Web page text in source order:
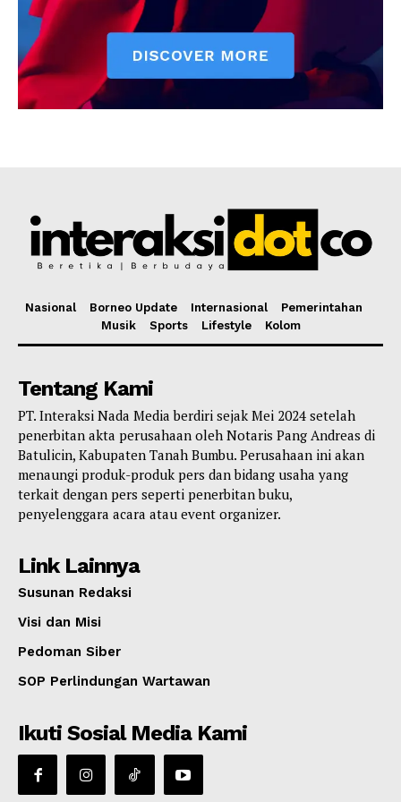
Nasional Borneo Update Internasional
Pemerintahan
Musik
Sports Lifestyle Kolom
Tentang Kami
PT. Interaksi Nada Media berdiri sejak Mei 2024 setelah
penerbitan akta perusahaan oleh Notaris Pang Andreas di
Batulicin, Kabupaten Tanah Bumbu. Perusahaan ini akan
menaungi produk-produk pers dan bidang usaha yang
terkait dengan pers seperti penerbitan buku,
penyelenggara acara atau event organizer.
Link Lainnya
Susunan Redaksi
Visi dan Misi
Pedoman Siber
SOP Perlindungan Wartawan
Ikuti Sosial Media Kami